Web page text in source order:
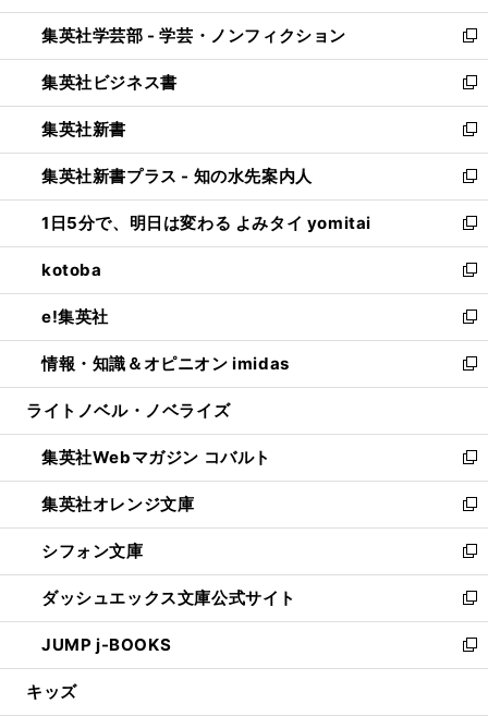
開
く
ウ
で
開
く
ン
ド
ウ
で
開
く
ウ
ィ
ン
ド
ウ
で
開
く
集英社学芸部 - 学芸・ノンフィクション
新
し
い
ウ
ィ
ン
ド
ウ
で
開
く
集英社ビジネス書
新
し
い
ウ
ィ
ン
ド
ウ
で
開
く
集英社新書
新
し
い
ウ
ィ
ン
ド
ウ
で
開
く
集英社新書プラス - 知の水先案内人
新
し
い
ウ
ィ
ン
ド
ウ
で
開
1日5分で、明日は変わる よみタイ yomitai
新
し
い
ウ
ィ
ン
ド
ウ
開
く
kotoba
新
し
い
ウ
ィ
ン
ウ
で
開
く
e!集英社
新
し
い
ウ
ン
ド
ウ
で
開
く
情報・知識＆オピニオン imidas
新
し
ウ
ィ
ン
ド
ウ
で
開
く
ライトノベル・ノベライズ
集英社Webマガジン コバルト
新
し
い
ウ
ィ
ン
ド
ウ
で
開
集英社オレンジ文庫
新
し
い
ウ
ィ
ン
ド
ウ
シフォン文庫
新
し
い
ウ
ィ
ン
ダッシュエックス文庫公式サイト
新
し
い
ウ
JUMP j-BOOKS
新
し
キッズ